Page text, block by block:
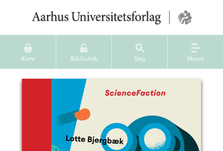
Kurv Bibliotek Søg Menu